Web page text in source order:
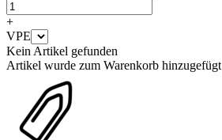
+
VPE
Kein Artikel gefunden
Artikel wurde zum Warenkorb hinzugefügt